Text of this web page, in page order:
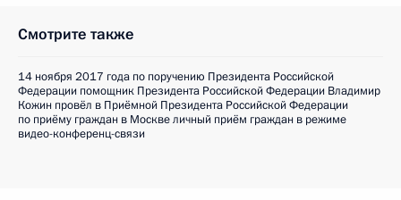
Смотрите также
14 ноября 2017 года по поручению Президента Российской
Федерации помощник Президента Российской Федерации Владимир
Кожин провёл в Приёмной Президента Российской Федерации
по приёму граждан в Москве личный приём граждан в режиме
видео-конференц-связи